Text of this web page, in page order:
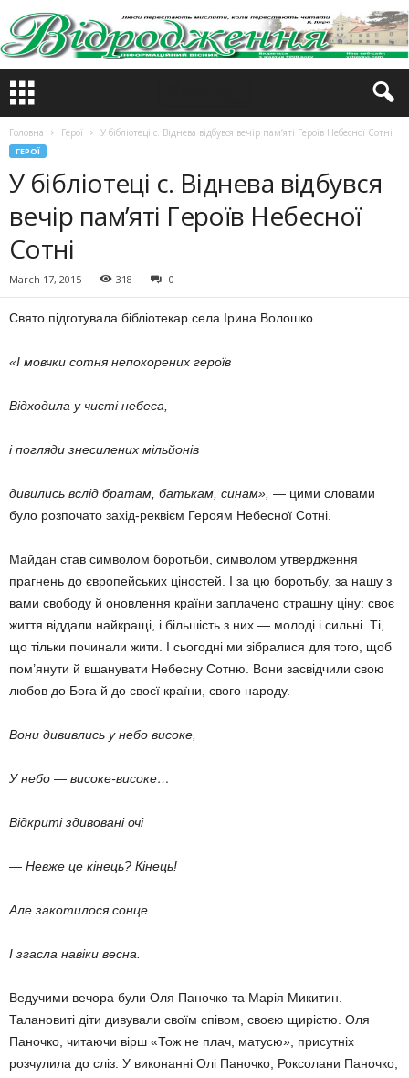
Головна Герої У бібліотеці с. Віднева відбувся вечір пам’яті Героїв Небесної Сотні
ГЕРОЇ
У бібліотеці с. Віднева відбувся
вечір пам’яті Героїв Небесної
Сотні
March 17, 2015 318 0
Свято підготувала бібліотекар села Ірина Волошко.
«І мовчки сотня непокорених героїв
Відходила у чисті небеса,
і погляди знесилених мільйонів
дивились вслід братам, батькам, синам», — цими словами
було розпочато захід-реквієм Героям Небесної Сотні.
Майдан став символом боротьби, символом утвердження
прагнень до європейських ціностей. І за цю боротьбу, за нашу з
вами свободу й оновлення країни заплачено страшну ціну: своє
життя віддали найкращі, і більшість з них — молоді і сильні. Ті,
що тільки починали жити. І сьогодні ми зібралися для того, щоб
пом’янути й вшанувати Небесну Сотню. Вони засвідчили свою
любов до Бога й до своєї країни, свого народу.
Вони дививлись у небо високе,
У небо — високе-високе…
Відкриті здивовані очі
— Невже це кінець? Кінець!
Але закотилося сонце.
І згасла навіки весна.
Ведучими вечора були Оля Паночко та Марія Микитин.
Талановиті діти дивували своїм співом, своєю щирістю. Оля
Паночко, читаючи вірш «Тож не плач, матусю», присутніх
розчулила до сліз. У виконанні Олі Паночко, Роксолани Паночко,